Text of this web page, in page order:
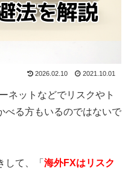
2026.02.10 2021.10.01
ネットなどでリスクやト
べる方もいるのではないで
して、「 海外FXはリスク